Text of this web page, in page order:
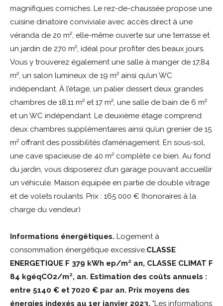
magnifiques corniches. Le rez-de-chaussée propose une
cuisine dinatoire conviviale avec accès direct à une
véranda de 20 m², elle-même ouverte sur une terrasse et
un jardin de 270 m², idéal pour profiter des beaux jours.
Vous y trouverez également une salle à manger de 17,84
m², un salon lumineux de 19 m² ainsi qu’un WC
indépendant. À l’étage, un palier dessert deux grandes
chambres de 18,11 m² et 17 m², une salle de bain de 6 m²
et un WC indépendant. Le deuxième étage comprend
deux chambres supplémentaires ainsi qu’un grenier de 15
m² offrant des possibilités d’aménagement. En sous-sol,
une cave spacieuse de 40 m² complète ce bien. Au fond
du jardin, vous disposerez d’un garage pouvant accueillir
un véhicule. Maison équipée en partie de double vitrage
et de volets roulants. Prix : 165 000 € (honoraires à la
charge du vendeur)
Informations énergétiques. Logement à
consommation énergétique excessive. CLASSE
ENERGETIQUE F 379 kWh ep/m² an, CLASSE CLIMAT F
84 kgéqCO2/m², an. Estimation des coûts annuels :
entre 5140 € et 7020 € par an. Prix moyens des
énergies indexés au 1er janvier 2023. "Les informations